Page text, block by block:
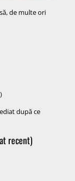
de multe ori
după ce
recent)